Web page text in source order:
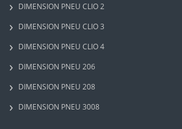
DIMENSION PNEU CLIO 2
DIMENSION PNEU CLIO 3
DIMENSION PNEU CLIO 4
DIMENSION PNEU 206
DIMENSION PNEU 208
DIMENSION PNEU 3008